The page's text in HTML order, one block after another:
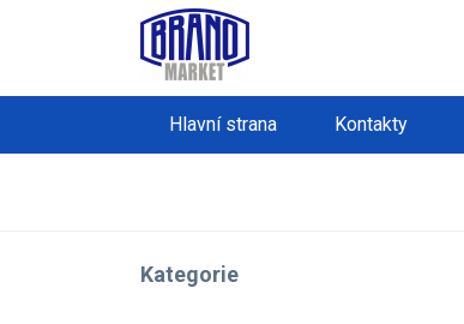
Hlavní strana Kontakty
Kategorie